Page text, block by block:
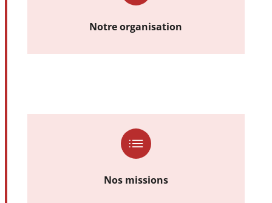
Notre organisation
Nos missions